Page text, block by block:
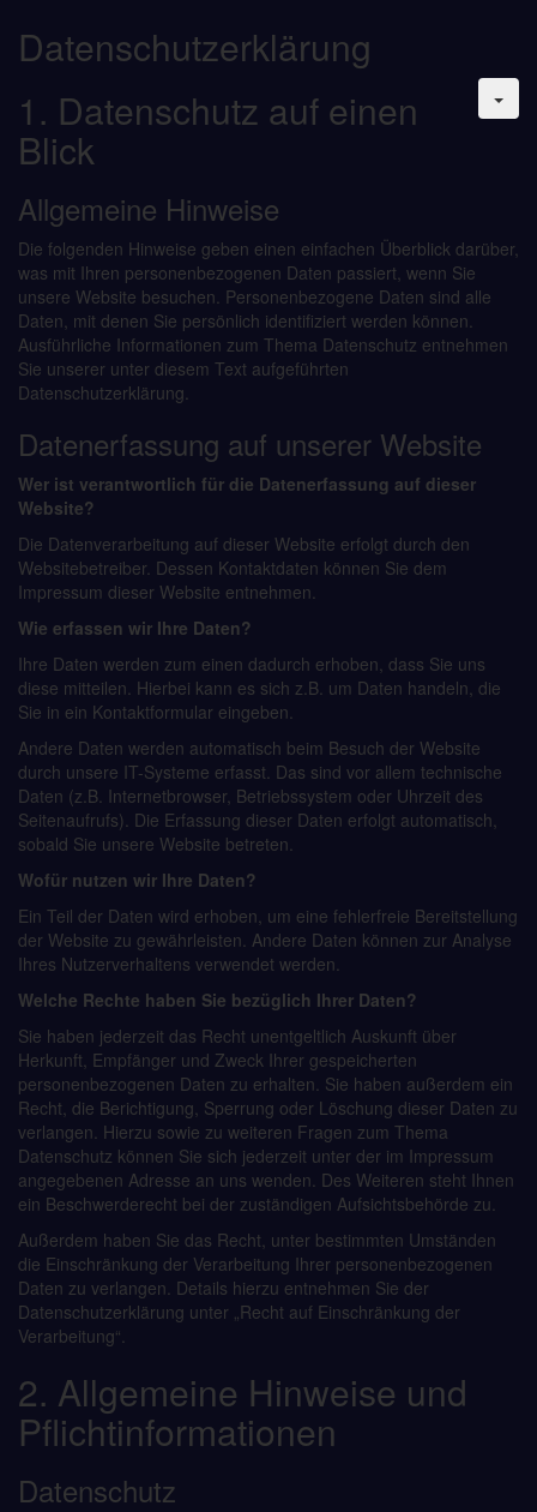
Datenschutzerklärung
1. Datenschutz auf einen
Blick
Allgemeine Hinweise
Die folgenden Hinweise geben einen einfachen Überblick darüber,
was mit Ihren personenbezogenen Daten passiert, wenn Sie
unsere Website besuchen. Personenbezogene Daten sind alle
Daten, mit denen Sie persönlich identifiziert werden können.
Ausführliche Informationen zum Thema Datenschutz entnehmen
Sie unserer unter diesem Text aufgeführten
Datenschutzerklärung.
Datenerfassung auf unserer Website
Wer ist verantwortlich für die Datenerfassung auf dieser
Website?
Die Datenverarbeitung auf dieser Website erfolgt durch den
Websitebetreiber. Dessen Kontaktdaten können Sie dem
Impressum dieser Website entnehmen.
Wie erfassen wir Ihre Daten?
Ihre Daten werden zum einen dadurch erhoben, dass Sie uns
diese mitteilen. Hierbei kann es sich z.B. um Daten handeln, die
Sie in ein Kontaktformular eingeben.
Andere Daten werden automatisch beim Besuch der Website
durch unsere IT-Systeme erfasst. Das sind vor allem technische
Daten (z.B. Internetbrowser, Betriebssystem oder Uhrzeit des
Seitenaufrufs). Die Erfassung dieser Daten erfolgt automatisch,
sobald Sie unsere Website betreten.
Wofür nutzen wir Ihre Daten?
Ein Teil der Daten wird erhoben, um eine fehlerfreie Bereitstellung
der Website zu gewährleisten. Andere Daten können zur Analyse
Ihres Nutzerverhaltens verwendet werden.
Welche Rechte haben Sie bezüglich Ihrer Daten?
Sie haben jederzeit das Recht unentgeltlich Auskunft über
Herkunft, Empfänger und Zweck Ihrer gespeicherten
personenbezogenen Daten zu erhalten. Sie haben außerdem ein
Recht, die Berichtigung, Sperrung oder Löschung dieser Daten zu
verlangen. Hierzu sowie zu weiteren Fragen zum Thema
Datenschutz können Sie sich jederzeit unter der im Impressum
angegebenen Adresse an uns wenden. Des Weiteren steht Ihnen
ein Beschwerderecht bei der zuständigen Aufsichtsbehörde zu.
Außerdem haben Sie das Recht, unter bestimmten Umständen
die Einschränkung der Verarbeitung Ihrer personenbezogenen
Daten zu verlangen. Details hierzu entnehmen Sie der
Datenschutzerklärung unter „Recht auf Einschränkung der
Verarbeitung“.
2. Allgemeine Hinweise und
Pflichtinformationen
Datenschutz